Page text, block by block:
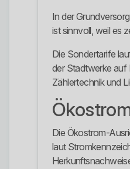
In der
ist sinnvoll, weil es
Die Sondertarife
der Stadtwerke auf
Zählertechnik und
Die Ökostrom-
laut